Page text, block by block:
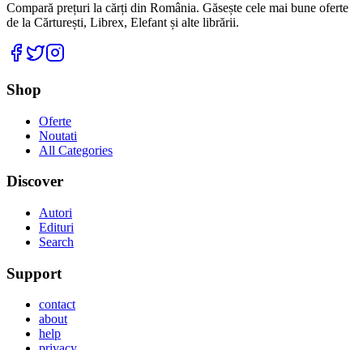
Compară prețuri la cărți din România. Găsește cele mai bune oferte
de la Cărturești, Librex, Elefant și alte librării.
Facebook
Twitter
Shop
Oferte
Noutati
All Categories
Discover
Autori
Edituri
Search
Support
contact
about
help